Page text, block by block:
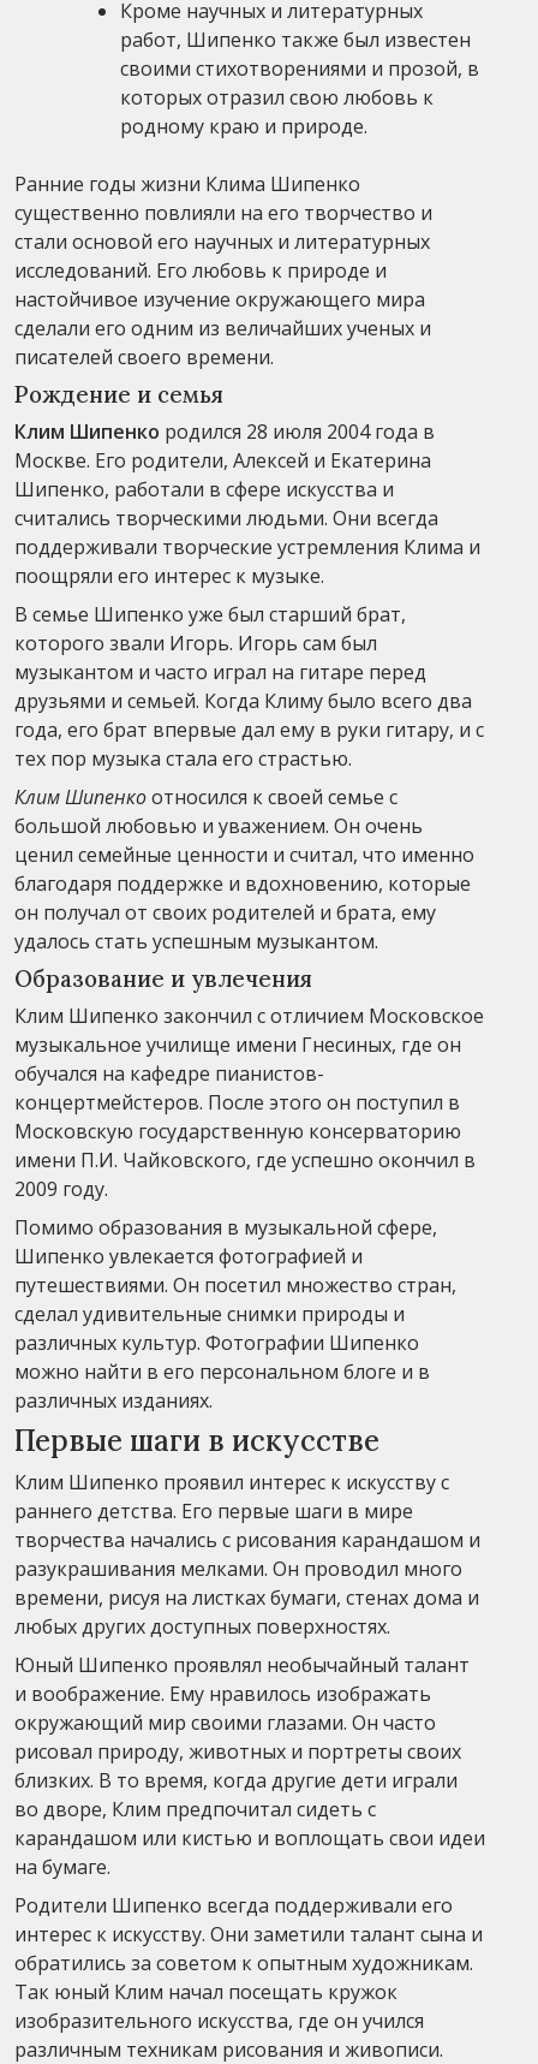
Кроме научных и литературных
работ, Шипенко также был известен
своими стихотворениями и прозой, в
которых отразил свою любовь к
родному краю и природе.
Ранние годы жизни Клима Шипенко
существенно повлияли на его творчество и
стали основой его научных и литературных
исследований. Его любовь к природе и
настойчивое изучение окружающего мира
сделали его одним из величайших ученых и
писателей своего времени.
Рождение и семья
Клим Шипенко родился 28 июля 2004 года в
Москве. Его родители, Алексей и Екатерина
Шипенко, работали в сфере искусства и
считались творческими людьми. Они всегда
поддерживали творческие устремления Клима и
поощряли его интерес к музыке.
В семье Шипенко уже был старший брат,
которого звали Игорь. Игорь сам был
музыкантом и часто играл на гитаре перед
друзьями и семьей. Когда Климу было всего два
года, его брат впервые дал ему в руки гитару, и с
тех пор музыка стала его страстью.
Клим Шипенкоотносился к своей семье с
большой любовью и уважением. Он очень
ценил семейные ценности и считал, что именно
благодаря поддержке и вдохновению, которые
он получал от своих родителей и брата, ему
удалось стать успешным музыкантом.
Образование и увлечения
Клим Шипенко закончил с отличием Московское
музыкальное училище имени Гнесиных, где он
обучался на кафедре пианистов-
концертмейстеров. После этого он поступил в
Московскую государственную консерваторию
имени П.И. Чайковского, где успешно окончил в
2009 году.
Помимо образования в музыкальной сфере,
Шипенко увлекается фотографией и
путешествиями. Он посетил множество стран,
сделал удивительные снимки природы и
различных культур. Фотографии Шипенко
можно найти в его персональном блоге и в
различных изданиях.
Первые шаги в искусстве
Клим Шипенко проявил интерес к искусству с
раннего детства. Его первые шаги в мире
творчества начались с рисования карандашом и
разукрашивания мелками. Он проводил много
времени, рисуя на листках бумаги, стенах дома и
любых других доступных поверхностях.
Юный Шипенко проявлял необычайный талант
и воображение. Ему нравилось изображать
окружающий мир своими глазами. Он часто
рисовал природу, животных и портреты своих
близких. В то время, когда другие дети играли
во дворе, Клим предпочитал сидеть с
карандашом или кистью и воплощать свои идеи
на бумаге.
Родители Шипенко всегда поддерживали его
интерес к искусству. Они заметили талант сына и
обратились за советом к опытным художникам.
Так юный Клим начал посещать кружок
изобразительного искусства, где он учился
различным техникам рисования и живописи.